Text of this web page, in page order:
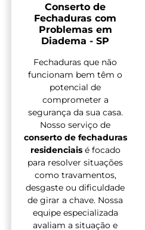
Conserto de
Fechaduras com
Problemas em
Diadema - SP
Fechaduras que não
funcionam bem têm o
potencial de
comprometer a
segurança da sua casa.
Nosso serviço de
conserto de fechaduras
residenciaisé focado
para resolver situações
como travamentos,
desgaste ou dificuldade
de girar a chave. Nossa
equipe especializada
avaliam a situação e